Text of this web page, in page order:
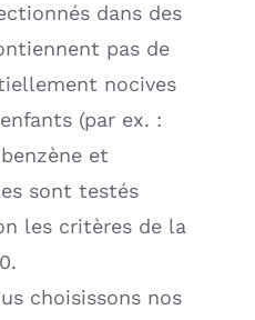
dans des
pas de
nocives
(par ex. :
et
sont testés
les critères de la
choisissons nos